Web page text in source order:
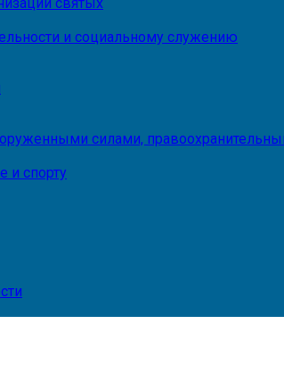
и социальному служению
силами,
и спорту